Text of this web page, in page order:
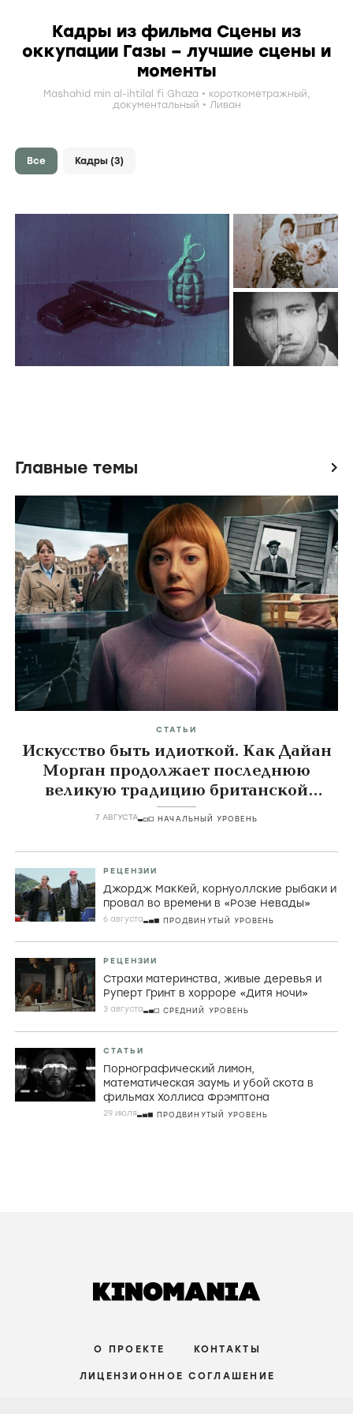
Кадры из фильма Сцены из
оккупации Газы – лучшие сцены и
моменты
Mashahid min al-ihtilal fi Ghaza короткометражный,
документальный
Ливан
Все Кадры (3)
Главные темы icon
СТАТЬИ
Искусство быть идиоткой. Как Дайан
Морган продолжает последнюю
великую традицию британской
комедии
7 АВГУСТА НАЧАЛЬНЫЙ УРОВЕНЬ
РЕЦЕНЗИИ
Джордж МакКей, корнуоллские рыбаки и
провал во времени в «Розе Невады»
6 августа ПРОДВИНУТЫЙ УРОВЕНЬ
РЕЦЕНЗИИ
Страхи материнства, живые деревья и
Руперт Гринт в хорроре «Дитя ночи»
3 августа СРЕДНИЙ УРОВЕНЬ
СТАТЬИ
Порнографический лимон,
математическая заумь и убой скота в
фильмах Холлиса Фрэмптона
29 июля ПРОДВИНУТЫЙ УРОВЕНЬ
О ПРОЕКТЕ КОНТАКТЫ
ЛИЦЕНЗИОННОЕ СОГЛАШЕНИЕ